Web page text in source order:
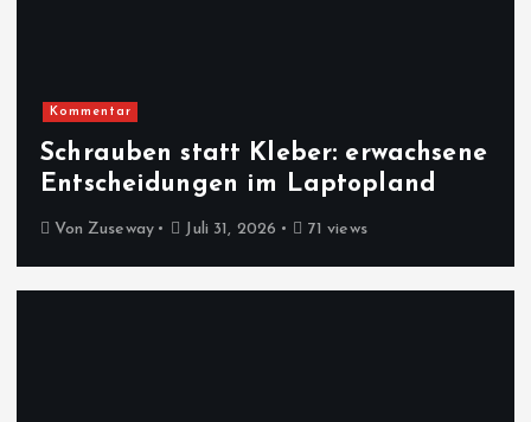
Kommentar
Schrauben statt Kleber: erwachsene
Entscheidungen im Laptopland
Von Zuseway Juli 31, 2026 71 views